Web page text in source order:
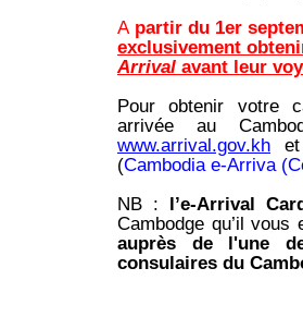
Apartir du 1er
exclusivement
Arrival avant leur
Pour obtenir votre
arrivée au
www.arrival.gov.kh
(Cambodia e-Arriva
NB : l’e-Arrival
Cambodge qu’il vous
auprès de l'une
consulaires du